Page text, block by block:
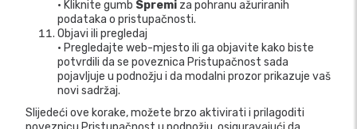
• Kliknite gumb Spremi za pohranu ažuriranih
podataka o pristupačnosti.
Objavi ili pregledaj
• Pregledajte web-mjesto ili ga objavite kako biste
potvrdili da se poveznica Pristupačnost sada
pojavljuje u podnožju i da modalni prozor prikazuje vaš
novi sadržaj.
Slijedeći ove korake, možete brzo aktivirati i prilagoditi